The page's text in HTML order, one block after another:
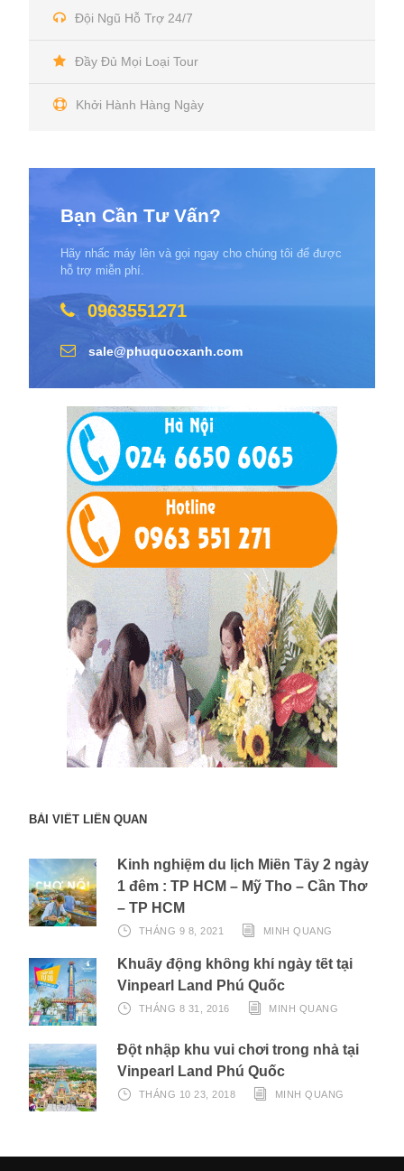
Đội Ngũ Hỗ Trợ 24/7
Đầy Đủ Mọi Loại Tour
Khởi Hành Hàng Ngày
Bạn Cần Tư Vấn?
Hãy nhấc máy lên và gọi ngay cho chúng tôi để được
hỗ trợ miễn phí.
0963551271
sale@phuquocxanh.com
BÀI VIẾT LIÊN QUAN
Kinh nghiệm du lịch Miền Tây 2 ngày
1 đêm : TP HCM – Mỹ Tho – Cần Thơ
– TP HCM
THÁNG 9 8, 2021 MINH QUANG
Khuấy động không khí ngày tết tại
Vinpearl Land Phú Quốc
THÁNG 8 31, 2016 MINH QUANG
Đột nhập khu vui chơi trong nhà tại
Vinpearl Land Phú Quốc
THÁNG 10 23, 2018 MINH QUANG